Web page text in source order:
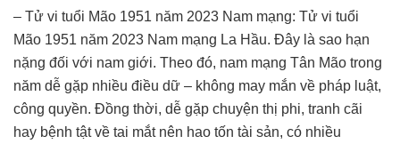
– Tử vi tuổi Mão 1951 năm 2023 Nam mạng: Tử vi tuổi
Mão 1951 năm 2023 Nam mạng La Hầu. Đây là sao hạn
nặng đối với nam giới. Theo đó, nam mạng Tân Mão trong
năm dễ gặp nhiều điều dữ – không may mắn về pháp luật,
công quyền. Đồng thời, dễ gặp chuyện thị phi, tranh cãi
hay bệnh tật về tai mắt nên hao tốn tài sản, có nhiều